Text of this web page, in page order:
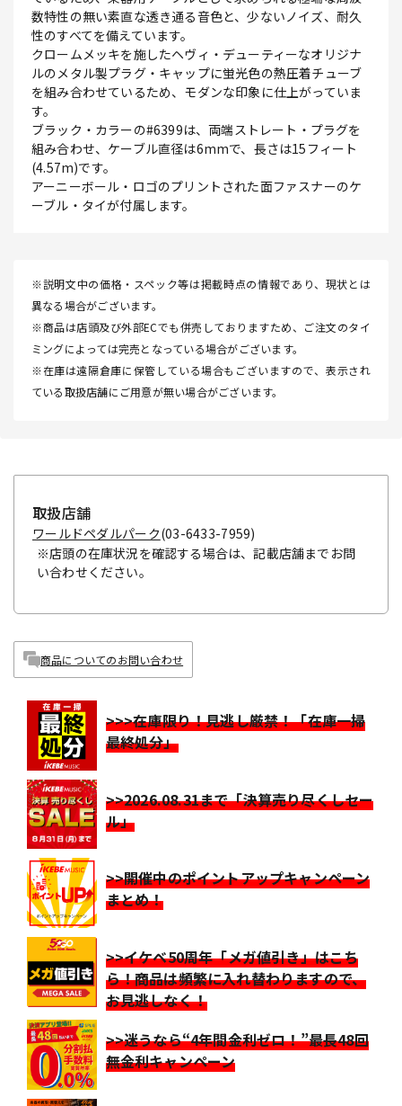
数特性の無い素直な透き通る音色と、少ないノイズ、耐久
性のすべてを備えています。
クロームメッキを施したヘヴィ・デューティーなオリジナ
ルのメタル製プラグ・キャップに蛍光色の熱圧着チューブ
を組み合わせているため、モダンな印象に仕上がっていま
す。
ブラック・カラーの#6399は、両端ストレート・プラグを
組み合わせ、ケーブル直径は6mmで、長さは15フィート
(4.57m)です。
アーニーボール・ロゴのプリントされた面ファスナーのケ
ーブル・タイが付属します。
※説明文中の価格・スペック等は掲載時点の情報であり、現状とは
異なる場合がございます。
※商品は店頭及び外部ECでも併売しておりますため、ご注文のタイ
ミングによっては完売となっている場合がございます。
※在庫は遠隔倉庫に保管している場合もございますので、表示され
ている取扱店舗にご用意が無い場合がございます。
取扱店舗
ワールドペダルパーク(03-6433-7959)
※店頭の在庫状況を確認する場合は、記載店舗までお問
い合わせください。
商品についてのお問い合わせ
>>>在庫限り！見逃し厳禁！「在庫一掃
最終処分」
>>2026.08.31まで「決算売り尽くしセー
ル」
>>開催中のポイントアップキャンペーン
まとめ！
>>イケベ50周年「メガ値引き」はこち
ら！商品は頻繁に入れ替わりますので、
お見逃しなく！
>>迷うなら“4年間金利ゼロ！”最長48回
無金利キャンペーン